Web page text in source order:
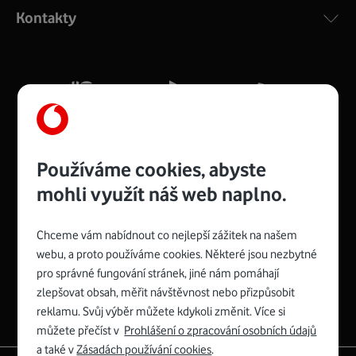
silný signál pro celou domácnost. Kompaktní rozměry 21
Více o COMPAL CH7465VF
Zyxel VMG8623-T50B:
Rozměry modemu jsou 16 x 22 x 7,5 cm (včetně stojánku)
a nabízí 4 gigabitové LAN porty a bezdrátové připojení Wi-
Fi ve verzích 802.11 b/g/n/ac pro frekvenci 2,4 GHz a
Spojte se s Vodafonem
Kontakty
Používáme cookies, abyste
mohli využít náš web naplno.
Chceme vám nabídnout co nejlepší zážitek na našem
webu, a proto používáme cookies. Některé jsou nezbytné
pro správné fungování stránek, jiné nám pomáhají
zlepšovat obsah, měřit návštěvnost nebo přizpůsobit
reklamu. Svůj výběr můžete kdykoli změnit. Více si
můžete přečíst v Prohlášení o zpracování osobních údajů
a také vZásadách používání cookies.